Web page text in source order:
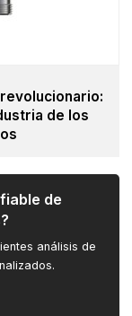
de los
de
análisis de